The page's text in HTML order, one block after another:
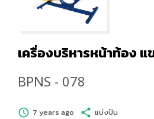
เครื่องบริหารหน้าท้อง แ
BPNS - 078
schedule 7 years ago share แบ่งปัน